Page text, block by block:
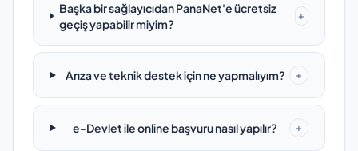
Başka bir sağlayıcıdan PanaNet'e ücretsiz
geçiş yapabilir miyim?
+
Arıza ve teknik destek için ne yapmalıyım? +
e-Devlet ile online başvuru nasıl yapılır? +